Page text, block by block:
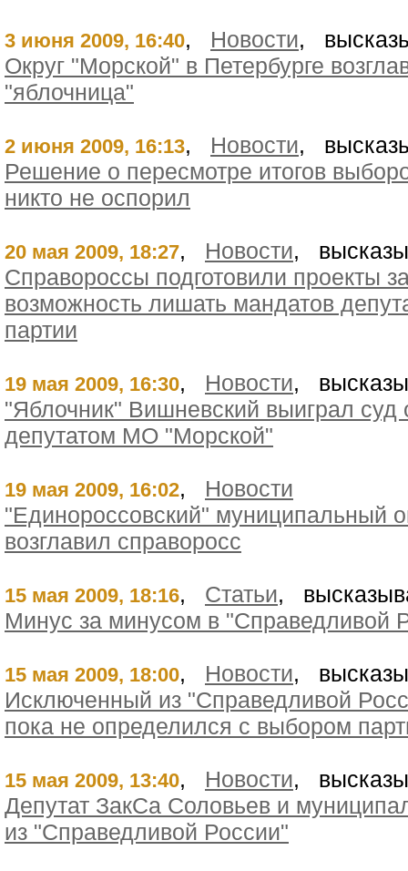
3 июня 2009, 16:40, Новости,
Округ "Морской" в Петербурге
"яблочница"
2 июня 2009, 16:13, Новости,
Решение о пересмотре итогов
никто не оспорил
20 мая 2009, 18:27, Новости,
Справороссы подготовили проекты
возможность лишать мандатов
партии
19 мая 2009, 16:30, Новости,
"Яблочник" Вишневский выиграл суд
депутатом МО "Морской"
19 мая 2009, 16:02, Новости
"Единороссовский" муниципальный
возглавил справоросс
15 мая 2009, 18:16, Статьи,
Минус за минусом в "Справедливой
15 мая 2009, 18:00, Новости,
Исключенный из "Справедливой
пока не определился с выбором
15 мая 2009, 13:40, Новости,
Депутат ЗакСа Соловьев и
из "Справедливой России"